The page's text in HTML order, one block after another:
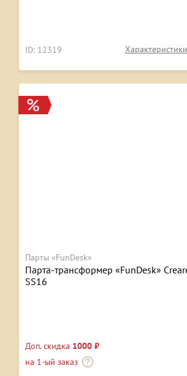
ID: 12319 Характеристики
Парты «FunDesk»
Парта-трансформер «FunDesk»
SS16
Доп. скидка 1000 ₽
на 1-ый заказ